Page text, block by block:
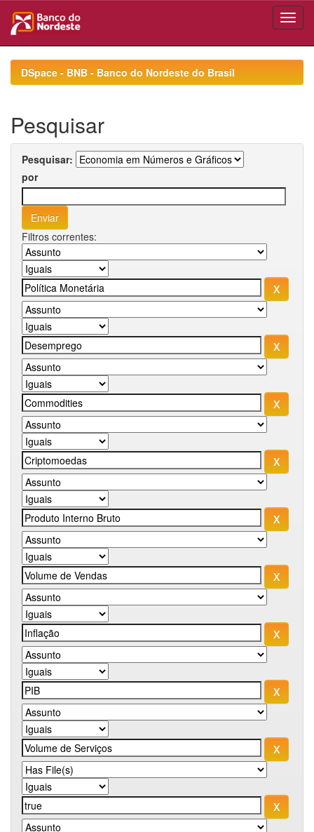
navigationDSpace - BNB - Banco do Nordeste do Brasil
Pesquisar
Pesquisar:
por
Filtros correntes: